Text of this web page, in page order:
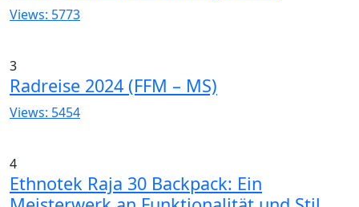
Views: 5773
3
Radreise 2024 (FFM – MS)
Views: 5454
4
Ethnotek Raja 30 Backpack: Ein